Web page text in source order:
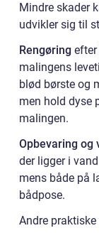
Mindre skader
udvikler sig til
Rengøring
malingens
blød børste og
men hold dyse
malingen.
Opbevaring og
der ligger i
mens både på
bådpose.
Andre praktiske